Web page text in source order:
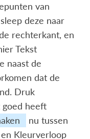
van
deze naar
rechterkant, en
Tekst
naast de
dat de
Druk
goed heeft
nu tussen
Kleurverloop